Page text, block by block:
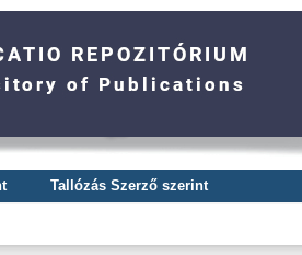
Tallózás Szerző szerint